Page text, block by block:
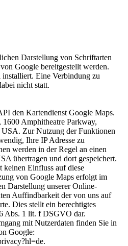
Darstellung von Schriftarten
Google bereitgestellt werden.
Eine Verbindung zu
nicht statt.
den Kartendienst Google Maps.
Amphitheatre Parkway,
Zur Nutzung der Funktionen
Ihre IP Adresse zu
werden in der Regel an einen
übertragen und dort gespeichert.
keinen Einfluss auf diese
von Google Maps erfolgt im
Darstellung unserer Online-
Auffindbarkeit der von uns auf
Dies stellt ein berechtigtes
Abs. 1 lit. f DSGVO dar.
mit Nutzerdaten finden Sie in
Google: